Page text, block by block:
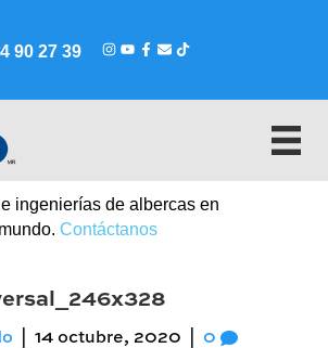
90 27 39
ingenierías de albercas en
Contáctanos
14 octubre, 2020 0